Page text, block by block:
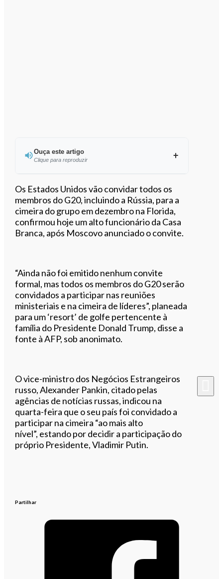
Ouça este artigo
Clique para reproduzir
Ouvir este artigo
Os Estados Unidos vão convidar todos os
membros do G20, incluindo a Rússia, para a
cimeira do grupo em dezembro na Florida,
confirmou hoje um alto funcionário da Casa
Branca, após Moscovo anunciado o convite.
“Ainda não foi emitido nenhum convite
formal, mas todos os membros do G20 serão
convidados a participar nas reuniões
ministeriais e na cimeira de líderes”, planeada
para um ‘resort’ de golfe pertencente à
família do Presidente Donald Trump, disse a
fonte à AFP, sob anonimato.
O vice-ministro dos Negócios Estrangeiros
russo, Alexander Pankin, citado pelas
agências de notícias russas, indicou na
quarta-feira que o seu país foi convidado a
participar na cimeira “ao mais alto
nível”, estando por decidir a participação do
próprio Presidente, Vladimir Putin.
Partilhar